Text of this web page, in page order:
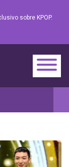
sobre KPOP.